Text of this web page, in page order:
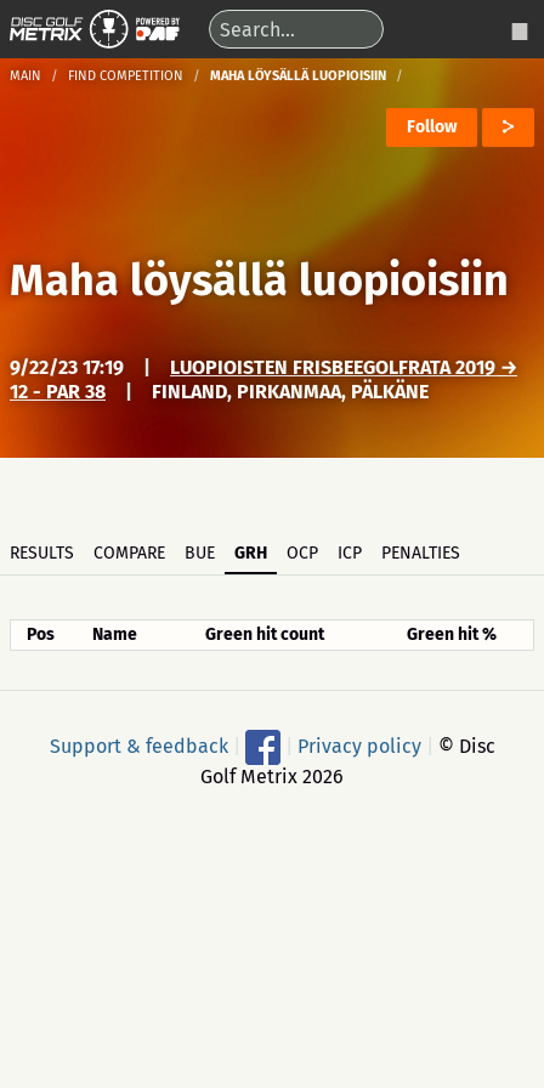
MAIN FIND COMPETITION MAHA LÖYSÄLLÄ LUOPIOISIIN
Follow
Maha löysällä luopioisiin
9/22/23 17:19
LUOPIOISTEN FRISBEEGOLFRATA 2019 →
12 - PAR 38
FINLAND, PIRKANMAA, PÄLKÄNE
RESULTS COMPARE BUE GRH OCP ICP PENALTIES
Pos Name Green hit count Green hit %
Support & feedback Privacy policy
© Disc
Golf Metrix 2026